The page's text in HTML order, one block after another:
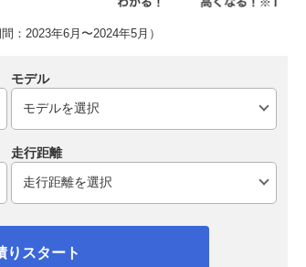
：2023年6月〜2024年5月）
モデル
走行距離
りスタート